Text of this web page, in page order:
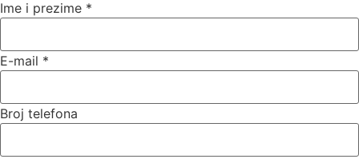
Ime i prezime *
E-mail *
Broj telefona